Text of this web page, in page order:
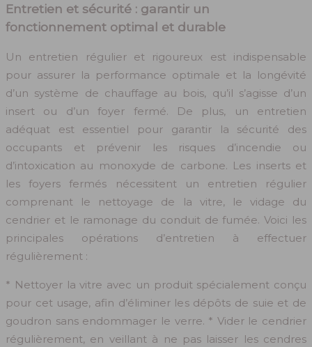
Entretien et sécurité : garantir un
fonctionnement optimal et durable
Un entretien régulier et rigoureux est indispensable
pour assurer la performance optimale et la longévité
d’un système de chauffage au bois, qu’il s’agisse d’un
insert ou d’un foyer fermé. De plus, un entretien
adéquat est essentiel pour garantir la sécurité des
occupants et prévenir les risques d’incendie ou
d’intoxication au monoxyde de carbone. Les inserts et
les foyers fermés nécessitent un entretien régulier
comprenant le nettoyage de la vitre, le vidage du
cendrier et le ramonage du conduit de fumée. Voici les
principales opérations d’entretien à effectuer
régulièrement :
* Nettoyer la vitre avec un produit spécialement conçu
pour cet usage, afin d’éliminer les dépôts de suie et de
goudron sans endommager le verre. * Vider le cendrier
régulièrement, en veillant à ne pas laisser les cendres